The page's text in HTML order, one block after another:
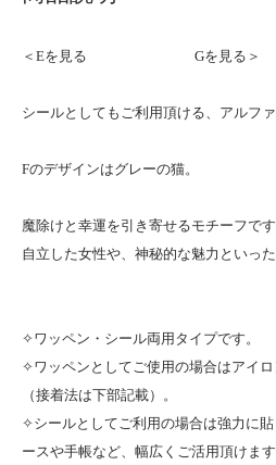
＜Eを見る Gを見る＞
シールとしてもご利用頂ける、アルフ
Fのデザインはグレーの猫。
魔除けと幸運を引き寄せるモチーフです
自立した女性や、神秘的な魅力といった
✧ワッペン・シール両用タイプです。
✧ワッペンとしてご使用の場合はアイ
（接着法は下部記載）。
✧シールとしてご利用の場合は強力に
ースや手帳など、幅広くご活用頂けま